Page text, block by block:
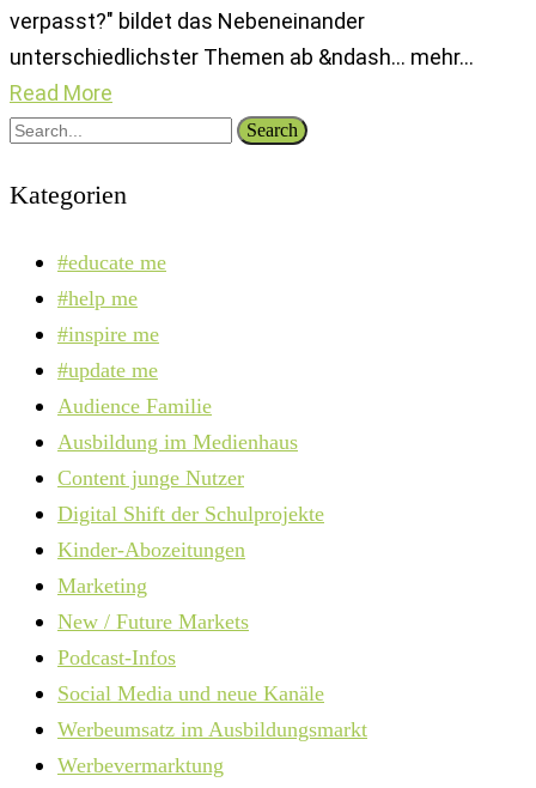
verpasst?" bildet das Nebeneinander
unterschiedlichster Themen ab &ndash... mehr...
Read More
Search
Kategorien
#educate me
#help me
#inspire me
#update me
Audience Familie
Ausbildung im Medienhaus
Content junge Nutzer
Digital Shift der Schulprojekte
Kinder-Abozeitungen
Marketing
New / Future Markets
Podcast-Infos
Social Media und neue Kanäle
Werbeumsatz im Ausbildungsmarkt
Werbevermarktung